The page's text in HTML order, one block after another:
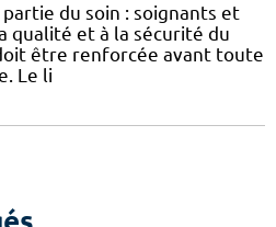
partie du soin : soignants et
qualité et à la sécurité du
être renforcée avant toute
Le li